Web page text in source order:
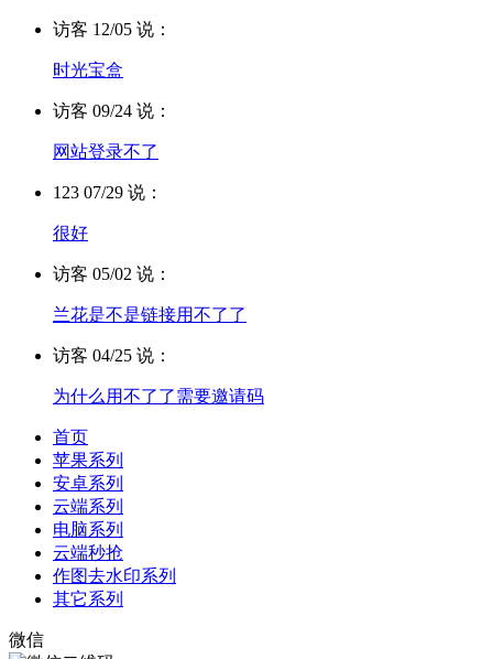
访客 12/05 说：
时光宝盒
访客 09/24 说：
网站登录不了
123 07/29 说：
很好
访客 05/02 说：
兰花是不是链接用不了了
访客 04/25 说：
为什么用不了了需要邀请码
首页
苹果系列
安卓系列
云端系列
电脑系列
云端秒抢
作图去水印系列
其它系列
微信